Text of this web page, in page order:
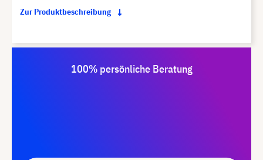
Zur Produktbeschreibung
100% persönliche Beratung